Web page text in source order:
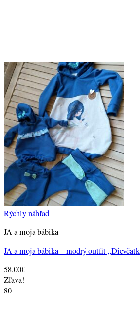
Rýchly náhľad
JA a moja bábika
JA a moja bábika – modrý outfit
58.00€
Zľava!
80